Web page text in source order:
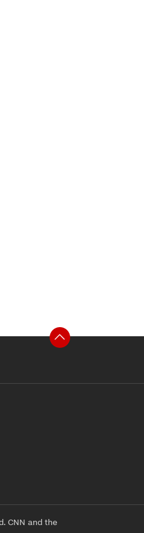
CNN and the